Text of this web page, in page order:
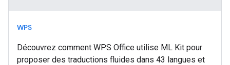
WPS
Découvrez comment WPS Office utilise ML Kit pour
proposer des traductions fluides dans 43 langues et